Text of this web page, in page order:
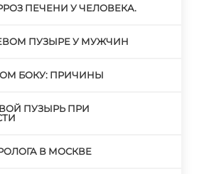
ПЕЧЕНИ У ЧЕЛОВЕКА.
ПУЗЫРЕ У МУЖЧИН
БОКУ: ПРИЧИНЫ
ПУЗЫРЬ ПРИ
В МОСКВЕ